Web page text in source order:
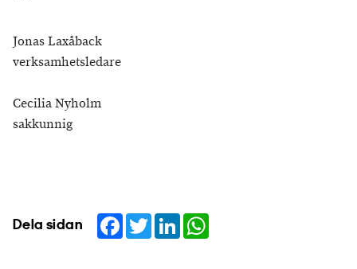
Jonas Laxåback
verksamhetsledare
Cecilia Nyholm
sakkunnig
Dela sidan Facebook
TwitterLinkedIn